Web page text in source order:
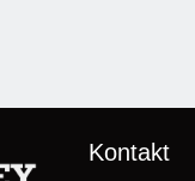
Kontakt